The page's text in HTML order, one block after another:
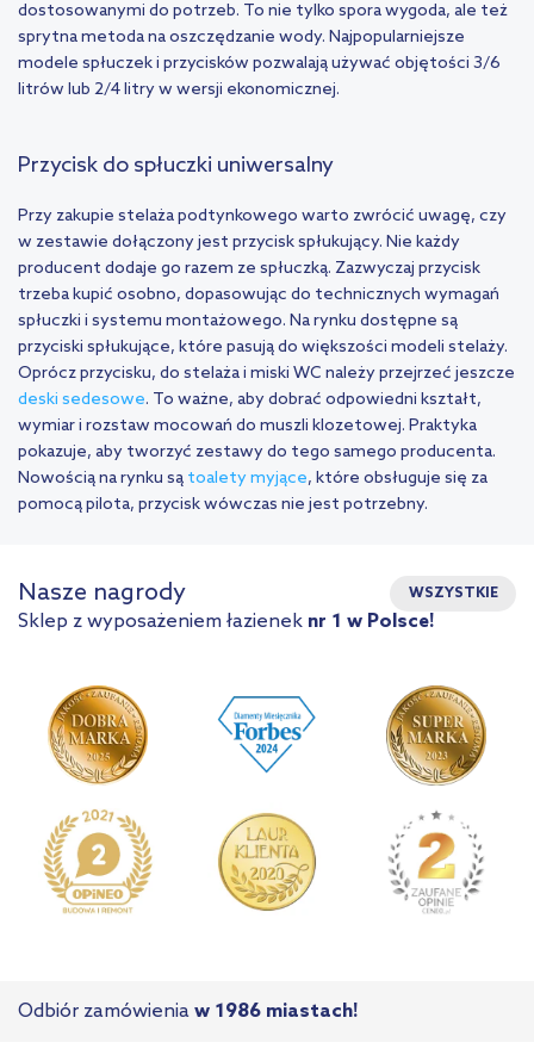
dostosowanymi do potrzeb. To nie tylko spora wygoda, ale też
sprytna metoda na oszczędzanie wody. Najpopularniejsze
modele spłuczek i przycisków pozwalają używać objętości 3/6
litrów lub 2/4 litry w wersji ekonomicznej.
Przycisk do spłuczki uniwersalny
Przy zakupie stelaża podtynkowego warto zwrócić uwagę, czy
w zestawie dołączony jest przycisk spłukujący. Nie każdy
producent dodaje go razem ze spłuczką. Zazwyczaj przycisk
trzeba kupić osobno, dopasowując do technicznych wymagań
spłuczki i systemu montażowego. Na rynku dostępne są
przyciski spłukujące, które pasują do większości modeli stelaży.
Oprócz przycisku, do stelaża i miski WC należy przejrzeć jeszcze
deski sedesowe. To ważne, aby dobrać odpowiedni kształt,
wymiar i rozstaw mocowań do muszli klozetowej. Praktyka
pokazuje, aby tworzyć zestawy do tego samego producenta.
Nowością na rynku są toalety myjące, które obsługuje się za
pomocą pilota, przycisk wówczas nie jest potrzebny.
Nasze nagrody WSZYSTKIE
Sklep z wyposażeniem łazienek nr 1 w Polsce!
Odbiór zamówienia w 1986 miastach!